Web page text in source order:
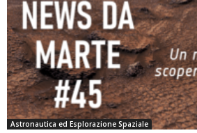
Astronautica ed Esplorazione Spaziale